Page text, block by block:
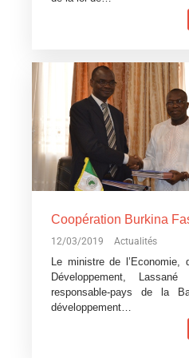
12/03/2019 Actualités
Le ministre de l’Economie,
Développement,
responsable-pays de la
développement…